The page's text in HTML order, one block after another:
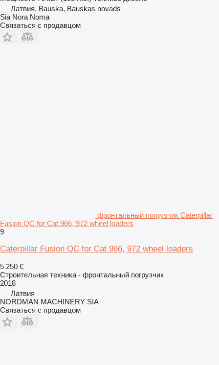
Латвия, Bauska, Bauskas novads
Sia Nora Noma
Связаться с продавцом
фронтальный погрузчик Caterpillar
Fusion QC for Cat 966, 972 wheel loaders
9
Caterpillar Fusion QC for Cat 966, 972 wheel loaders
5 250 €
Строительная техника - фронтальный погрузчик
2018
Латвия
NORDMAN MACHINERY SIA
Связаться с продавцом